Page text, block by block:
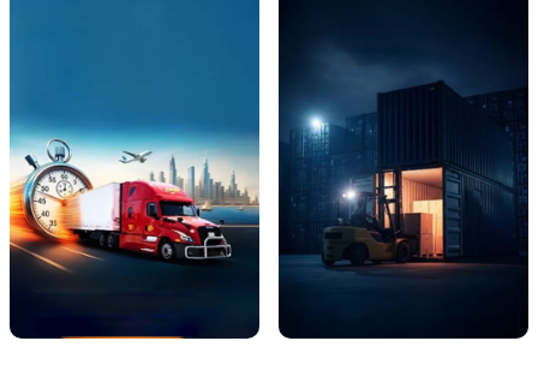
trường. Trung Quốc được mệnh danh là
"công xưởng của thế giới", nơi tập trung
hàng triệu xưởng sản xuất, từ các mặt
hàng thời trang, đồ gia dụng, linh kiện điện
tử đến các loại máy móc công nghiệp phức
tạp. Việc nhập hàng trực tiếp từ đây không
chỉ mang lại biên lợi nhuận cao mà còn giúp
người bán tiếp cận với các xu hướng tiêu